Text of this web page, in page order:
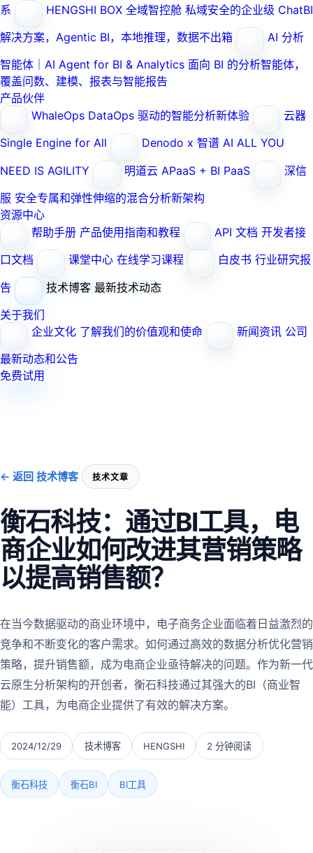
系
HENGSHI BOX 全域智控舱 私域安全的企业级 ChatBI
解决方案，Agentic BI，本地推理，数据不出箱
AI 分析
智能体｜AI Agent for BI & Analytics 面向 BI 的分析智能体，
覆盖问数、建模、报表与智能报告
产品伙伴
WhaleOps DataOps 驱动的智能分析新体验
云器
Single Engine for All
Denodo x 智谱 AI ALL YOU
NEED IS AGILITY
明道云 APaaS + BI PaaS
深信
服 安全专属和弹性伸缩的混合分析新架构
资源中心
帮助手册 产品使用指南和教程 API 文档 开发者接
口文档
课堂中心 在线学习课程 白皮书 行业研究报
告
技术博客 最新技术动态
关于我们
企业文化 了解我们的价值观和使命 新闻资讯 公司
最新动态和公告
免费试用
← 返回 技术博客 技术文章
衡石科技：通过BI工具，电
商企业如何改进其营销策略
以提高销售额？
在当今数据驱动的商业环境中，电子商务企业面临着日益激烈的
竞争和不断变化的客户需求。如何通过高效的数据分析优化营销
策略，提升销售额，成为电商企业亟待解决的问题。作为新一代
云原生分析架构的开创者，衡石科技通过其强大的BI（商业智
能）工具，为电商企业提供了有效的解决方案。
2024/12/29 技术博客 HENGSHI 2 分钟阅读
衡石科技 衡石BI BI工具